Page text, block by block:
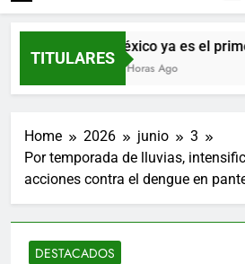
TITULARES
México ya es el
10 Horas Ago
Home 2026 junio
3
Por temporada de lluvias,
acciones contra el dengue en
DESTACADOS